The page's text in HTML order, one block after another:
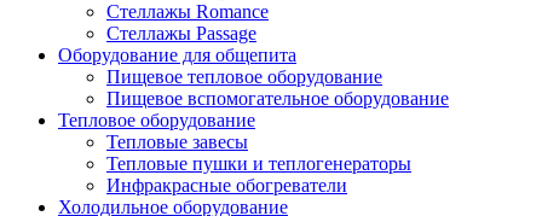
Стеллажы Romance
Стеллажы Passage
Оборудование для общепита
Пищевое тепловое оборудование
Пищевое вспомогательное оборудование
Тепловое оборудование
Тепловые завесы
Тепловые пушки и теплогенераторы
Инфракрасные обогреватели
Холодильное оборудование